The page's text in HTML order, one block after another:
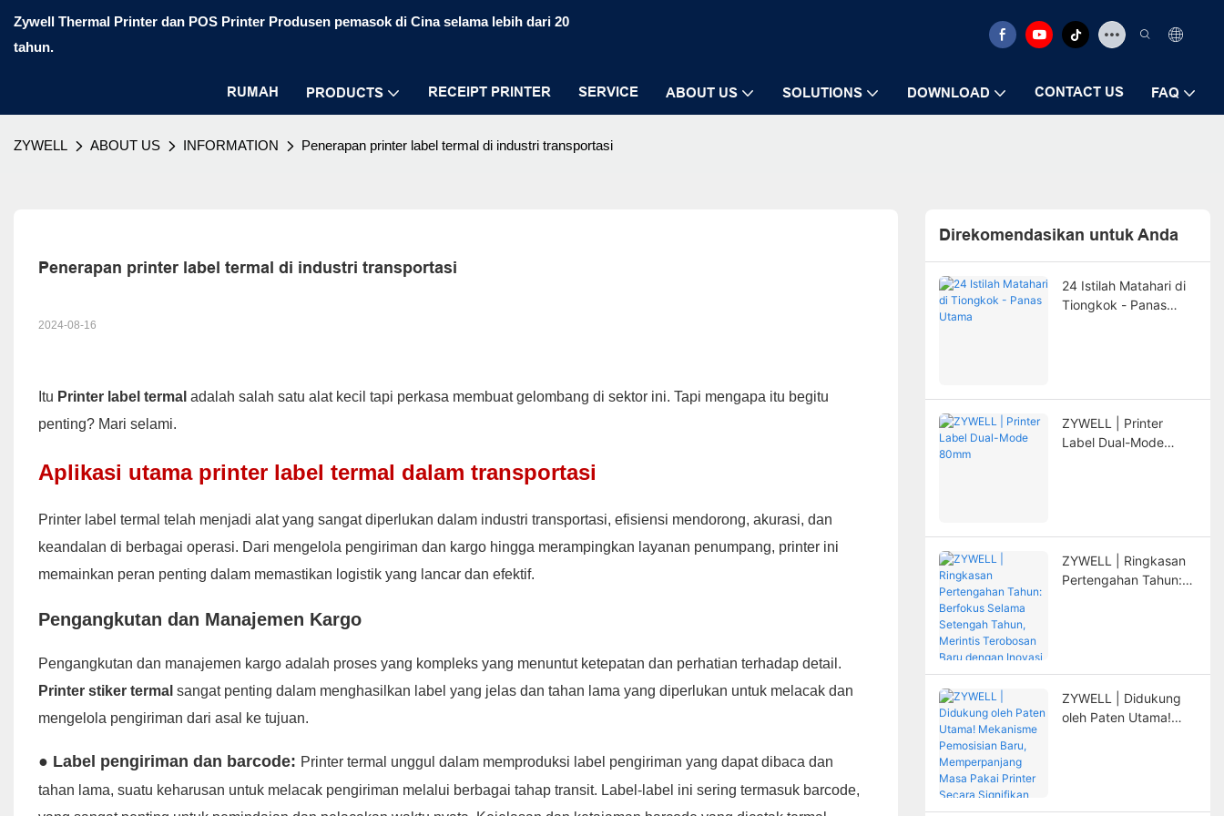
Zywell Thermal Printer dan POS Printer Produsen pemasok di Cina selama lebih dari 20
tahun.
RUMAH PRODUCTS RECEIPT PRINTER SERVICE ABOUT US SOLUTIONS DOWNLOAD CONTACT US FAQ
ZYWELL ABOUT US INFORMATION Penerapan printer label termal di industri transportasi
Penerapan printer label termal di industri transportasi
2024-08-16
Itu Printer label termal adalah salah satu alat kecil tapi perkasa membuat gelombang di sektor ini. Tapi mengapa itu begitu
penting? Mari selami.
Aplikasi utama printer label termal dalam transportasi
Printer label termal telah menjadi alat yang sangat diperlukan dalam industri transportasi, efisiensi mendorong, akurasi, dan
keandalan di berbagai operasi. Dari mengelola pengiriman dan kargo hingga merampingkan layanan penumpang, printer ini
memainkan peran penting dalam memastikan logistik yang lancar dan efektif.
Pengangkutan dan Manajemen Kargo
Pengangkutan dan manajemen kargo adalah proses yang kompleks yang menuntut ketepatan dan perhatian terhadap detail.
Printer stiker termal sangat penting dalam menghasilkan label yang jelas dan tahan lama yang diperlukan untuk melacak dan
mengelola pengiriman dari asal ke tujuan.
● Label pengiriman dan barcode: Printer termal unggul dalam memproduksi label pengiriman yang dapat dibaca dan
tahan lama, suatu keharusan untuk melacak pengiriman melalui berbagai tahap transit. Label-label ini sering termasuk barcode,
Direkomendasikan untuk Anda
24 Istilah Matahari di
Tiongkok - Panas
ZYWELL | Printer
Label Dual-Mode
ZYWELL | Ringkasan
Pertengahan Tahun:
ZYWELL | Didukung
oleh Paten Utama!
Signifikan